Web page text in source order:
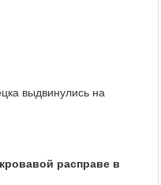
выдвинулись на
расправе в